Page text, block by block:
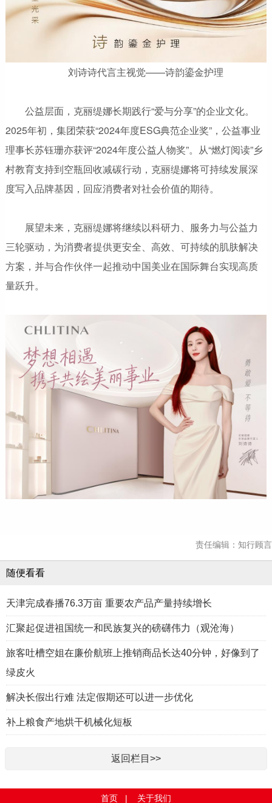
刘诗诗代言主视觉——诗韵鎏金护理
公益层面，克丽缇娜长期践行“爱与分享”的企业文化。
2025年初，集团荣获“2024年度ESG典范企业奖”，公益事业
理事长苏钰珊亦获评“2024年度公益人物奖”。从“燃灯阅读”乡
村教育支持到空瓶回收减碳行动，克丽缇娜将可持续发展深
度写入品牌基因，回应消费者对社会价值的期待。
展望未来，克丽缇娜将继续以科研力、服务力与公益力
三轮驱动，为消费者提供更安全、高效、可持续的肌肤解决
方案，并与合作伙伴一起推动中国美业在国际舞台实现高质
量跃升。
责任编辑：知行顾言
随便看看
天津完成春播76.3万亩 重要农产品产量持续增长
汇聚起促进祖国统一和民族复兴的磅礴伟力（观沧海）
旅客吐槽空姐在廉价航班上推销商品长达40分钟，好像到了
绿皮火
解决长假出行难 法定假期还可以进一步优化
补上粮食产地烘干机械化短板
返回栏目>>
首页 | 关于我们